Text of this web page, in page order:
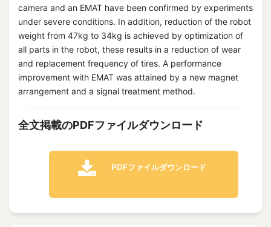
camera and an EMAT have been confirmed by experiments
under severe conditions. In addition, reduction of the robot
weight from 47kg to 34kg is achieved by optimization of
all parts in the robot, these results in a reduction of wear
and replacement frequency of tires. A performance
improvement with EMAT was attained by a new magnet
arrangement and a signal treatment method.
全文掲載のPDFファイルダウンロード
PDFファイルダウンロード